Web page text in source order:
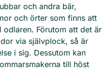
och andra bär,
och örter som finns att
Förutom att det är
via självplock, så är
i sig. Dessutom kan
till höst